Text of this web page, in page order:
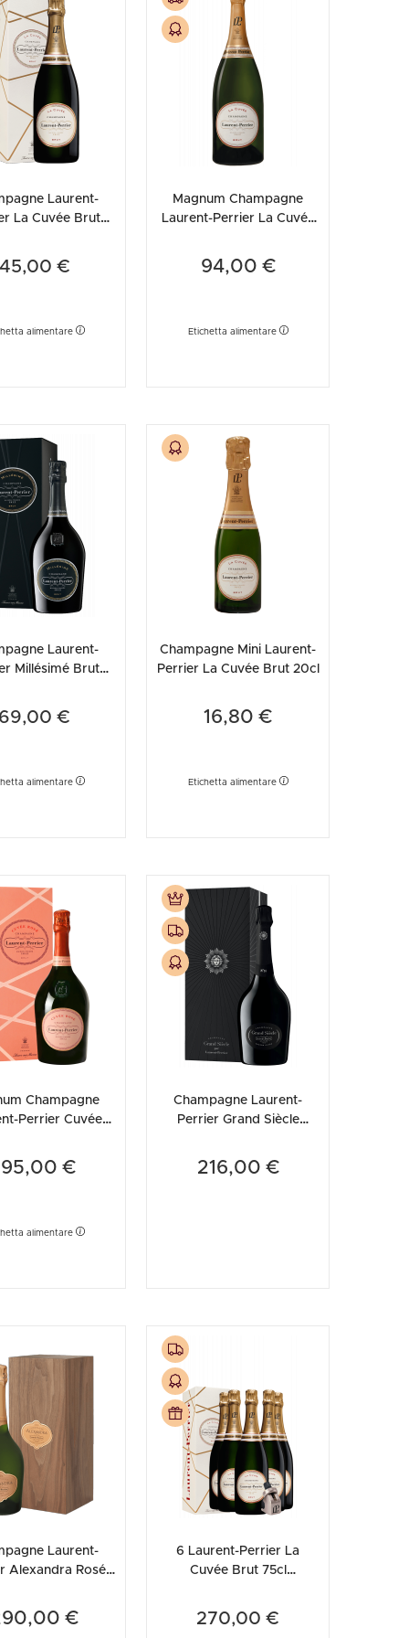
Tutti i vini dessert »
Classico
Charmat
Ancestrale
le categorie »
Laurent-
La Cuvée Brut
45,00 €
alimentare
Magnum Champagne
Laurent-Perrier La Cuvée
94,00 €
Etichetta alimentare
Laurent-
Millésimé Brut
69,00 €
alimentare
Champagne Mini Laurent-
Perrier La Cuvée Brut 20cl
16,80 €
Etichetta alimentare
Champagne
Perrier Cuvée
€
alimentare
Champagne Laurent-
Perrier Grand Siècle
(Astucciato)
216,00 €
Laurent-
Alexandra Rosé
€
6 Laurent-Perrier La
Cuvée Brut 75cl
stopper Laurent-P...
270,00 €